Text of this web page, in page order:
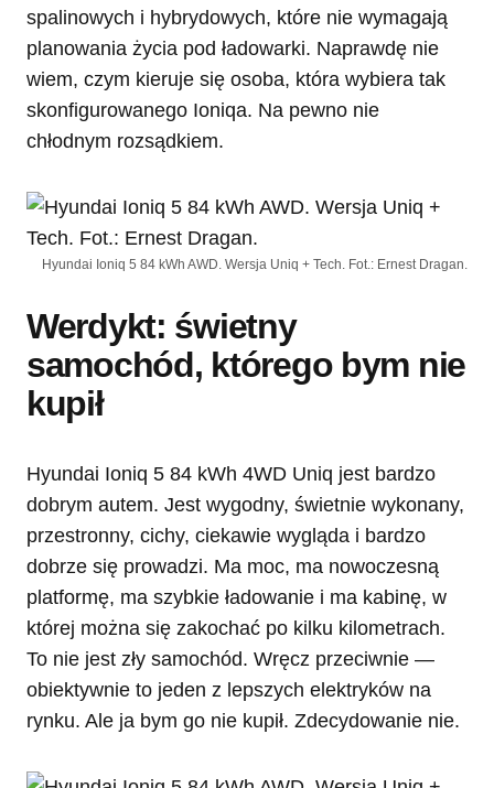
spalinowych i hybrydowych, które nie wymagają
planowania życia pod ładowarki. Naprawdę nie
wiem, czym kieruje się osoba, która wybiera tak
skonfigurowanego Ioniqa. Na pewno nie
chłodnym rozsądkiem.
Hyundai Ioniq 5 84 kWh AWD. Wersja Uniq + Tech. Fot.: Ernest Dragan.
Werdykt: świetny
samochód, którego bym nie
kupił
Hyundai Ioniq 5 84 kWh 4WD Uniq jest bardzo
dobrym autem. Jest wygodny, świetnie wykonany,
przestronny, cichy, ciekawie wygląda i bardzo
dobrze się prowadzi. Ma moc, ma nowoczesną
platformę, ma szybkie ładowanie i ma kabinę, w
której można się zakochać po kilku kilometrach.
To nie jest zły samochód. Wręcz przeciwnie —
obiektywnie to jeden z lepszych elektryków na
rynku. Ale ja bym go nie kupił. Zdecydowanie nie.